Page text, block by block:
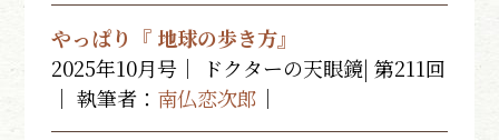
やっぱり『 地球の歩き方』
2025年10月号｜ ドクターの天眼鏡| 第211回
｜ 執筆者： 南仏恋次郎 ｜